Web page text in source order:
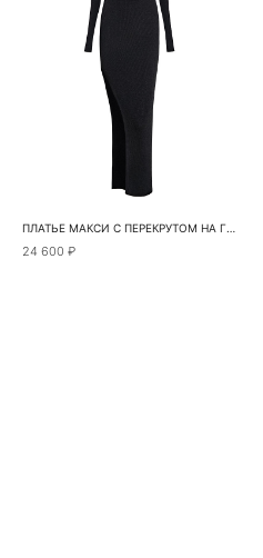
ПЛАТЬЕ МАКСИ С ПЕРЕКРУТОМ НА ГРУДИ
24 600 ₽